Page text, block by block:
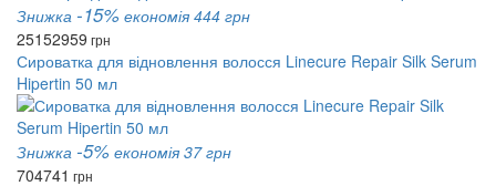
Знижка -15% економія 444 грн
25152959 грн
Сироватка для відновлення волосся Linecure Repair Silk Serum
Hipertin 50 мл
Знижка -5% економія 37 грн
704741 грн